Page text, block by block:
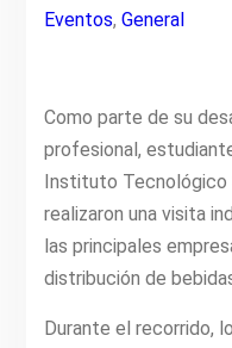
Eventos, General
Como parte de su
profesional,
Instituto Tecnológico
realizaron una visita
las principales
distribución de
Durante el recorrido,